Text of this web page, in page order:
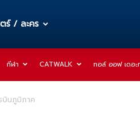
ร์ / ละคร
กีฬา CATWALK ทอล์ ออฟ เดอะ
บินภูมิภาค